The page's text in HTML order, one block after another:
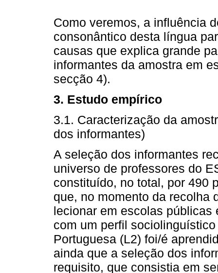
Como veremos, a influência
consonântico desta língua
causas que explica grande
informantes da amostra em
secção 4).
3. Estudo empírico
3.1. Caracterização da
dos informantes)
A seleção dos informantes
universo de professores do
constituído, no total, por 490
que, no momento da recolha
lecionar em escolas
com um perfil
Portuguesa (L2) foi/é
ainda que a seleção dos
requisito, que consistia em